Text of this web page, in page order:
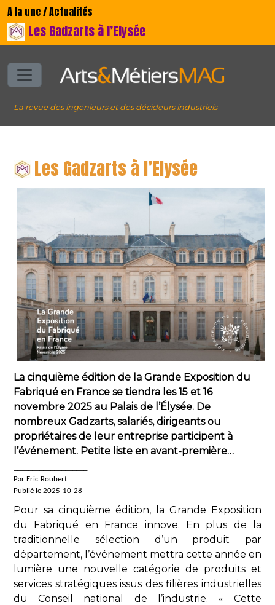
A la une / Actualités
Les Gadzarts à l’Elysée
La revue des ingénieurs et des décideurs industriels
Les Gadzarts à l’Elysée
La cinquième édition de la Grande Exposition du
Fabriqué en France se tiendra les 15 et 16
novembre 2025 au Palais de l’Élysée. De
nombreux Gadzarts, salariés, dirigeants ou
propriétaires de leur entreprise participent à
l’événement. Petite liste en avant-première…
Par Eric Roubert
Publié le 2025-10-28
Pour sa cinquième édition, la Grande Exposition
du Fabriqué en France innove. En plus de la
traditionnelle sélection d’un produit par
département, l’événement mettra cette année en
lumière une nouvelle catégorie de produits et
services stratégiques issus des filières industrielles
du Conseil national de l’industrie. « Cette